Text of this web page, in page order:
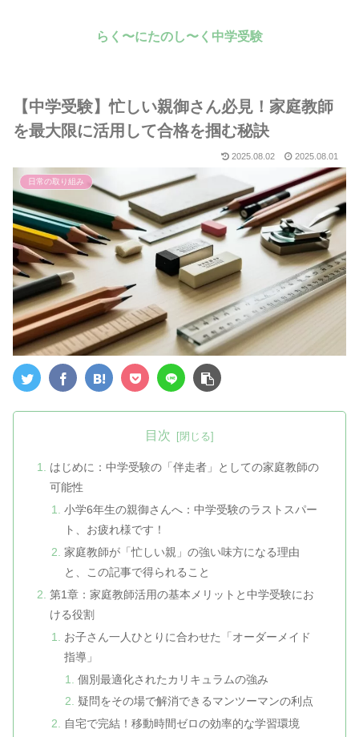
らく〜にたのし〜く中学受験
【中学受験】忙しい親御さん必見！家庭教師
を最大限に活用して合格を掴む秘訣
2025.08.02 2025.08.01
日常の取り組み
目次
はじめに：中学受験の「伴走者」としての家庭教師の
可能性
小学6年生の親御さんへ：中学受験のラストスパー
ト、お疲れ様です！
家庭教師が「忙しい親」の強い味方になる理由
と、この記事で得られること
第1章：家庭教師活用の基本メリットと中学受験にお
ける役割
お子さん一人ひとりに合わせた「オーダーメイド
指導」
個別最適化されたカリキュラムの強み
疑問をその場で解消できるマンツーマンの利点
自宅で完結！移動時間ゼロの効率的な学習環境